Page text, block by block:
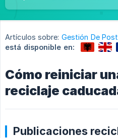
Artículos sobre: Gestión De
está disponible en:
Cómo reiniciar
reciclaje
Publicaciones